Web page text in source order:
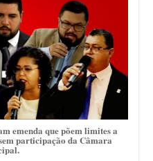
emenda que põem limites a
participação da Câmara